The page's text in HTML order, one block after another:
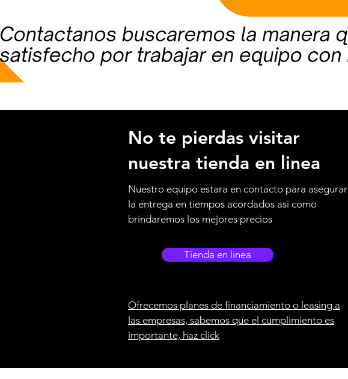
No te pierdas visitar
nuestra tienda en linea
Nuestro equipo estara en contacto para asegurar
la entrega en tiempos acordados asi como
brindaremos los mejores precios
Tienda en linea
Ofrecemos planes de financiamiento o leasing a
las empresas, sabemos que el cumplimiento es
importante, haz click